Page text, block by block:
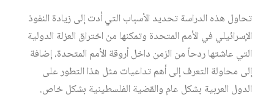
تحاول هذه الدراسة تحديد الأسباب التي أدت إلى زيادة النفوذ
الإسرائيلي في الأمم المتحدة وتمكنها من اختراق العزلة الدولية
التي عاشتها ردحاً من الزمن داخل أروقة الأمم المتحدة، إضافة
إلى محاولة التعرف إلى أهم تداعيات مثل هذا التطور على
الدول العربية بشكل عام والقضية الفلسطينية بشكل خاص.